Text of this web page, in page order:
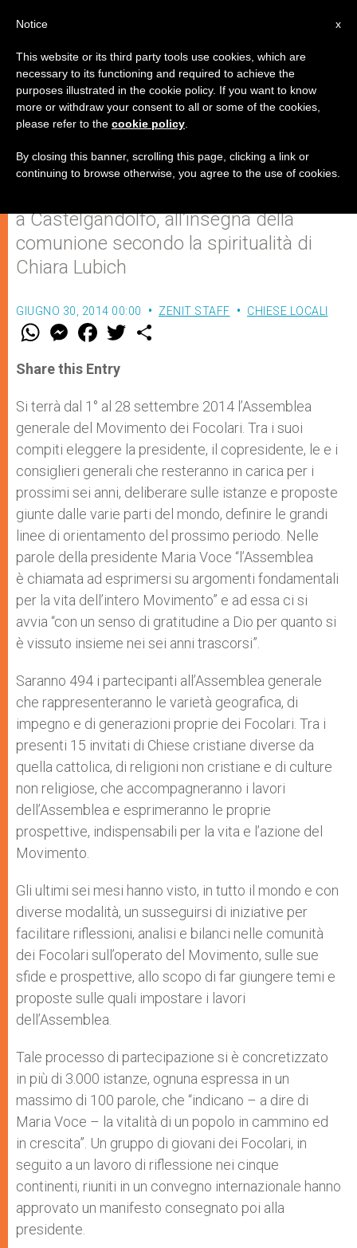
Verso l'Assemblea generale del
Movimento dei Focolari
a Castelgandolfo, all’insegna della
comunione secondo la spiritualità di
Chiara Lubich
GIUGNO 30, 2014 00:00 ZENIT STAFF CHIESE LOCALI
W
t
s
p
p
M
e
s
e
g
e
r
F
a
e
b
o
k
w
r
Share this Entry
Si terrà dal 1° al 28 settembre 2014 l’Assemblea
generale del Movimento dei Focolari. Tra i suoi
compiti eleggere la presidente, il copresidente, le e i
consiglieri generali che resteranno in carica per i
prossimi sei anni, deliberare sulle istanze e proposte
giunte dalle varie parti del mondo, definire le grandi
linee di orientamento del prossimo periodo. Nelle
parole della presidente Maria Voce “l’Assemblea
è chiamata ad esprimersi su argomenti fondamentali
per la vita dell’intero Movimento” e ad essa ci si
avvia “con un senso di gratitudine a Dio per quanto si
è vissuto insieme nei sei anni trascorsi”.
Saranno 494 i partecipanti all’Assemblea generale
che rappresenteranno le varietà geografica, di
impegno e di generazioni proprie dei Focolari. Tra i
presenti 15 invitati di Chiese cristiane diverse da
quella cattolica, di religioni non cristiane e di culture
non religiose, che accompagneranno i lavori
dell’Assemblea e esprimeranno le proprie
prospettive, indispensabili per la vita e l’azione del
Movimento.
Gli ultimi sei mesi hanno visto, in tutto il mondo e con
diverse modalità, un susseguirsi di iniziative per
facilitare riflessioni, analisi e bilanci nelle comunità
dei Focolari sull’operato del Movimento, sulle sue
sfide e prospettive, allo scopo di far giungere temi e
proposte sulle quali impostare i lavori
dell’Assemblea.
Tale processo di partecipazione si è concretizzato
in più di 3.000 istanze, ognuna espressa in un
massimo di 100 parole, che “indicano – a dire di
Maria Voce – la vitalità di un popolo in cammino ed
in crescita”. Un gruppo di giovani dei Focolari, in
seguito a un lavoro di riflessione nei cinque
continenti, riuniti in un convegno internazionale hanno
approvato un manifesto consegnato poi alla
presidente.
x
Notice
This website or its third party tools use cookies, which are
necessary to its functioning and required to achieve the
purposes illustrated in the cookie policy. If you want to know
more or withdraw your consent to all or some of the cookies,
please refer to the cookie policy
By closing this banner, scrolling this page, clicking a link or
continuing to browse otherwise, you agree to the use of cookies.